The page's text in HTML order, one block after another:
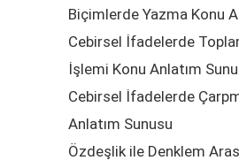
Biçimlerde Yazma Konu
Cebirsel İfadelerde
İşlemi Konu Anlatım
Cebirsel İfadelerde
Anlatım Sunusu
Özdeşlik ile Denklem